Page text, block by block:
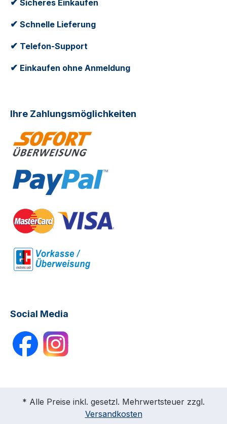
✔ Sicheres Einkaufen
✔ Schnelle Lieferung
✔ Telefon-Support
✔ Einkaufen ohne Anmeldung
Ihre Zahlungsmöglichkeiten
Social Media
* Alle Preise inkl. gesetzl. Mehrwertsteuer zzgl.
Versandkosten